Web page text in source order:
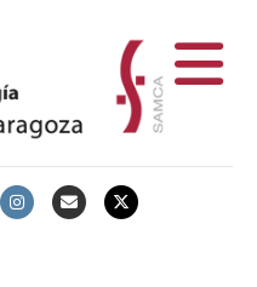
InstagramEmail X-twitter